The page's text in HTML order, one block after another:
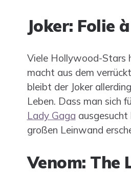
Joker: Folie
Viele Hollywood-Stars
macht aus dem
bleibt der Joker
Leben. Dass man sich
Lady Gaga
großen Leinwand
Venom: The